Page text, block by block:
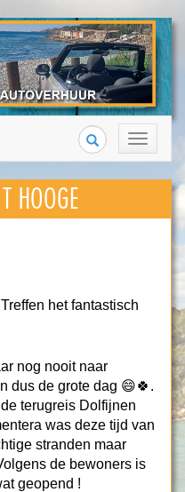
Toggle
navigation
Search
HOOGE
het fantastisch
nog nooit naar
dus de grote dag 😄🍀.
terugreis Dolfijnen
was deze tijd van
stranden maar
de bewoners is
geopend !